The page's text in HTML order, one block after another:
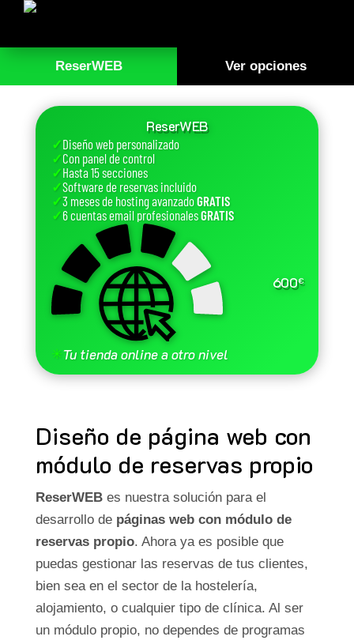
ReserWEB Ver opciones
ReserWEB
✓Diseño web personalizado
✓Con panel de control
✓Hasta 15 secciones
✓Software de reservas incluido
✓3 meses de hosting avanzadoGRATIS
✓6 cuentas email profesionalesGRATIS
600€
✳Tu tienda online a otro nivel
Diseño de página web con
módulo de reservas propio
ReserWEBes nuestra solución para el
desarrollo de páginas web con módulo de
reservas propio. Ahora ya es posible que
puedas gestionar las reservas de tus clientes,
bien sea en el sector de la hostelería,
alojamiento, o cualquier tipo de clínica. Al ser
un módulo propio, no dependes de programas